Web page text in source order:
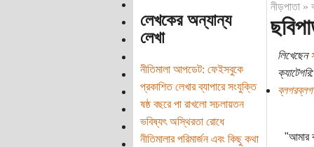
লেখকের অন্যান্য
লেখা
নীতিমালা আপডেট: ফেইসবুকে
প্রকাশিত লেখার ব্যাপারে সংযুক্তি
ষষ্ঠ বছরে পা রাখলো সচলায়তন
ভবিষ্যৎ অস্থিরতা রোধে
নীতিমালার পরিমার্জন এবং কিছু কথা
নীড়পাতা»
লিখেছেন
ক্যাটেগরি:
"আমার